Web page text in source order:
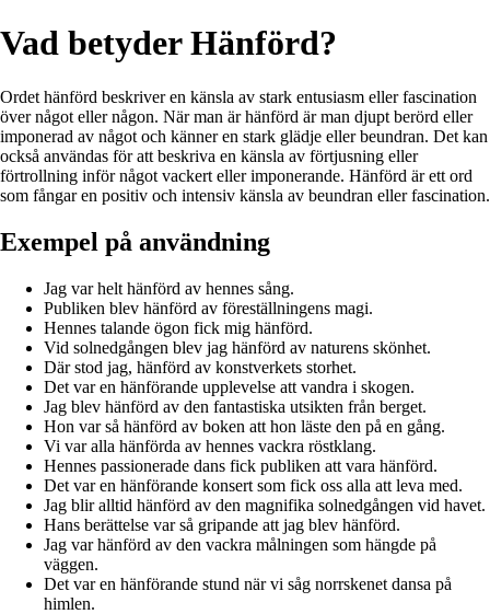
Vad betyder Hänförd?
Ordet hänförd beskriver en känsla av stark entusiasm eller fascination
över något eller någon. När man är hänförd är man djupt berörd eller
imponerad av något och känner en stark glädje eller beundran. Det kan
också användas för att beskriva en känsla av förtjusning eller
förtrollning inför något vackert eller imponerande. Hänförd är ett ord
som fångar en positiv och intensiv känsla av beundran eller fascination.
Exempel på användning
Jag var helt hänförd av hennes sång.
Publiken blev hänförd av föreställningens magi.
Hennes talande ögon fick mig hänförd.
Vid solnedgången blev jag hänförd av naturens skönhet.
Där stod jag, hänförd av konstverkets storhet.
Det var en hänförande upplevelse att vandra i skogen.
Jag blev hänförd av den fantastiska utsikten från berget.
Hon var så hänförd av boken att hon läste den på en gång.
Vi var alla hänförda av hennes vackra röstklang.
Hennes passionerade dans fick publiken att vara hänförd.
Det var en hänförande konsert som fick oss alla att leva med.
Jag blir alltid hänförd av den magnifika solnedgången vid havet.
Hans berättelse var så gripande att jag blev hänförd.
Jag var hänförd av den vackra målningen som hängde på
väggen.
Det var en hänförande stund när vi såg norrskenet dansa på
himlen.